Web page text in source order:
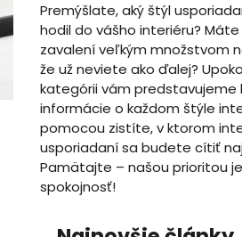
Premýšlate, aký štýl
hodil do vášho interiéru?
zavalení veľkým množstvom
že už neviete ako ďalej?
kategórii vám predstavujeme
informácie o každom štýle
pomocou zistíte, v ktorom
usporiadaní sa budete cítiť
Pamätajte – našou prioritou
spokojnosť!